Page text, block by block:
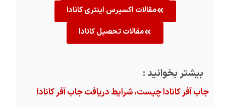
مقالات اکسپرس اینتری کانادا
مقالات تحصیل کانادا
بیشتر بخوانید :
جاب آفر کانادا چیست، شرایط دریافت جاب آفر کانادا